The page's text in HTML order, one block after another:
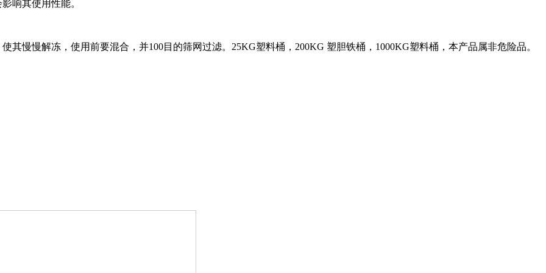
响其使用性能。
其慢慢解冻，使用前要混合，并100目的筛网过滤。25KG塑料桶，200KG 塑胆铁桶，1000KG塑料桶，本产品属非危险品。